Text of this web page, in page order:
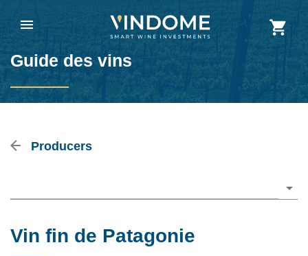
Guide des vins
Producers
Vin fin de Patagonie